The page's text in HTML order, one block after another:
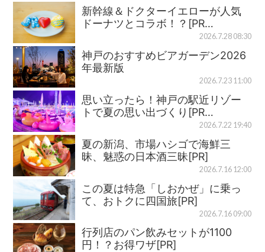
新幹線＆ドクターイエローが人気
ドーナツとコラボ！？[PR…
2026.7.28 08:30
神戸のおすすめビアガーデン2026
年最新版
2026.7.23 11:00
思い立ったら！神戸の駅近リゾー
トで夏の思い出づくり[PR…
2026.7.22 19:40
夏の新潟、市場ハシゴで海鮮三
昧、魅惑の日本酒三昧[PR]
2026.7.16 12:00
この夏は特急「しおかぜ」に乗っ
て、おトクに四国旅[PR]
2026.7.16 09:00
行列店のパン飲みセットが1100
円！？お得ワザ[PR]